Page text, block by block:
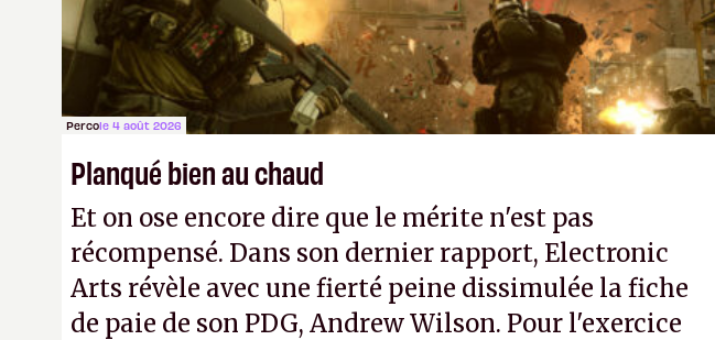
Percole 4 août 2026
Planqué bien au chaud
Et on ose encore dire que le mérite n'est pas
récompensé. Dans son dernier rapport, Electronic
Arts révèle avec une fierté peine dissimulée la fiche
de paie de son PDG, Andrew Wilson. Pour l'exercice